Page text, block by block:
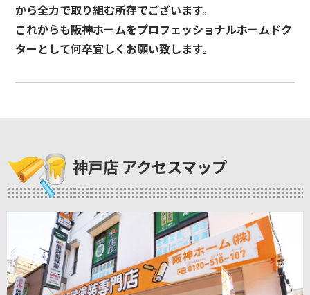
から全力で取り組む所存でございます。
これからも阪神ホームをプロフェッショナルホームドク
ターとして何卒宜しくお願い致します。
神戸店 アクセスマップ